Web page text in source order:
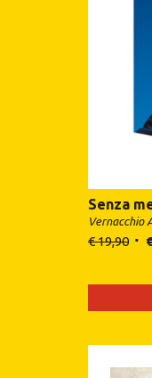
Senza
Vernacchio
€19,90